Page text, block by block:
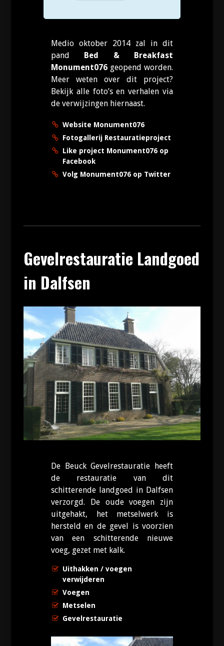
Medio oktober 2014 zal in dit
pand
Bed & Breakfast
Monument076geopend worden.
Meer weten over dit project?
Bekijk alle foto’s en verhalen via
de verwijzingen hiernaast.
Website Monument076
Fotogallerij Restauratieproject
Like project Monument076 op
Facebook
Volg Monument076 op Twitter
Gevelrestauratie Landgoed
in Dalfsen
De Beuck Gevelrestauratie heeft
de restauratie van dit
schitterende landgoed in Dalfsen
verzorgd. De oude voegen zijn
uitgehakt, het metselwerk is
hersteld en de gevel is voorzien
van een schitterende nieuwe
voeg, gezet met kalk.
Uithakken / voegen
verwijderen
Voegen
Metselen
Gevelrestauratie